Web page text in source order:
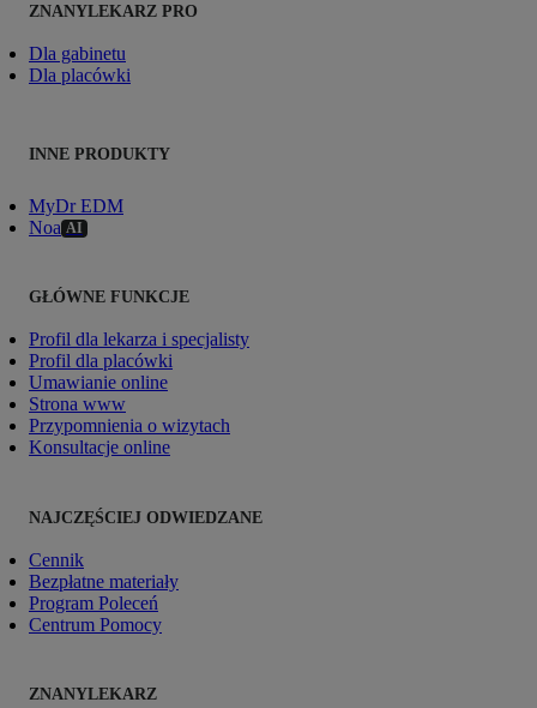
ZNANYLEKARZ PRO
Dla gabinetu
Dla placówki
INNE PRODUKTY
MyDr EDM
Noa AI
GŁÓWNE FUNKCJE
Profil dla lekarza i specjalisty
Profil dla placówki
Umawianie online
Strona www
Przypomnienia o wizytach
Konsultacje online
NAJCZĘŚCIEJ ODWIEDZANE
Cennik
Bezpłatne materiały
Program Poleceń
Centrum Pomocy
ZNANYLEKARZ